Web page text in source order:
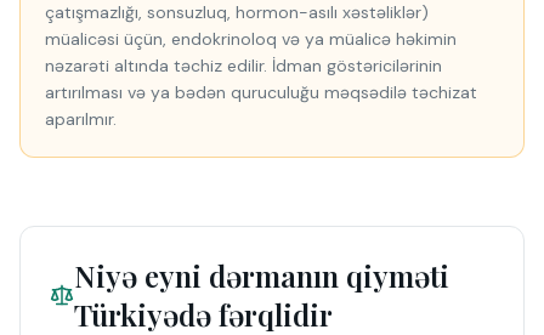
çatışmazlığı, sonsuzluq, hormon-asılı xəstəliklər)
müalicəsi üçün, endokrinoloq və ya müalicə həkimin
nəzarəti altında təchiz edilir. İdman göstəricilərinin
artırılması və ya bədən quruculuğu məqsədilə təchizat
aparılmır.
Niyə eyni dərmanın qiyməti
Türkiyədə fərqlidir